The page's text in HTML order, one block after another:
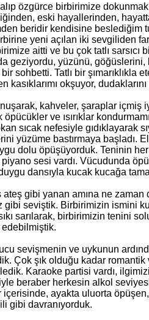
özgürce birbirimize
eski hayallerinden,
beridir kendisine beslediğim
yeni açılan iki sevgiliden
aitti ve bu çok tatlı
geziyordu, yüzünü,
sohbetti. Tatlı bir şımarıklıkla
okşuyor,
kahveler, şaraplar içmiş
öpücükler ve ısırıklar
sıcak nefesiyle gıdıklayarak
yüzüme bastırmaya başladı.
dolu öpüşüyorduk. Teninin
piyano sesi vardı. Vücudunda
dansıyla kucak kucağa
ateş gibi yanan amına ne
seviştik. Birbirimizin ismini
sarılarak, birbirimizin
edebilmiştik.
sevişmenin ve uykunun
Çok şık olduğu kadar
Karaoke partisi vardı,
beraber herkesin alkol
ayakta uluorta
gibi davranıyorduk.